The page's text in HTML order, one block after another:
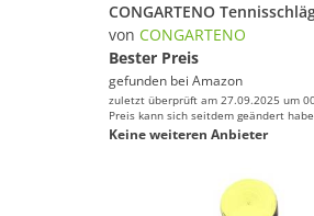
von CONGARTENO
Bester Preis
gefunden bei Amazon
zuletzt überprüft am 27.09.2025 um
Preis kann sich seitdem geändert
Keine weiteren Anbieter